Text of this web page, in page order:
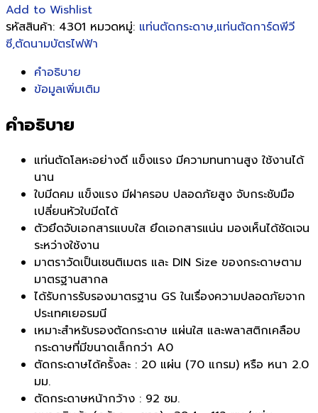
Add to Wishlist
รหัสสินค้า: 4301 หมวดหมู่: แท่นตัดกระดาษ,แท่นตัดการ์ดพีวี
ซี,ตัดนามบัตรไฟฟ้า
คำอธิบาย
ข้อมูลเพิ่มเติม
คำอธิบาย
แท่นตัดโลหะอย่างดี แข็งแรง มีความทนทานสูง ใช้งานได้
นาน
ใบมีดคม แข็งแรง มีฝาครอบ ปลอดภัยสูง จับกระชับมือ
เปลี่ยนหัวใบมีดได้
ตัวยึดจับเอกสารแบบใส ยึดเอกสารแน่น มองเห็นได้ชัดเจน
ระหว่างใช้งาน
มาตราวัดเป็นเซนติเมตร และ DIN Size ของกระดาษตาม
มาตรฐานสากล
ได้รับการรับรองมาตรฐาน GS ในเรื่องความปลอดภัยจาก
ประเทศเยอรมนี
เหมาะสำหรับรองตัดกระดาษ แผ่นใส และพลาสติกเคลือบ
กระดาษที่มีขนาดเล็กกว่า A0
ตัดกระดาษได้ครั้งละ : 20 แผ่น (70 แกรม) หรือ หนา 2.0
มม.
ตัดกระดาษหน้ากว้าง : 92 ซม.